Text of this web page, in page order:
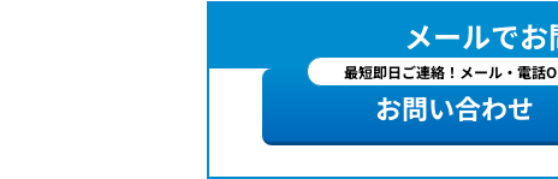
メールで
最短即日ご連絡！メール・電話
お問い合わせ